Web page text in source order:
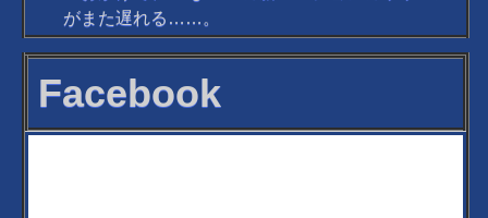
がまた遅れる……。
Facebook